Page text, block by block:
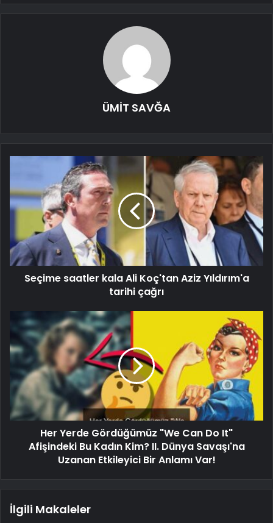
ÜMİT SAVĞA
Seçime saatler kala Ali Koç'tan Aziz Yıldırım'a
tarihi çağrı
Her Yerde Gördüğümüz "We Can Do It"
Afişindeki Bu Kadın Kim? II. Dünya Savaşı'na
Uzanan Etkileyici Bir Anlamı Var!
İlgili Makaleler